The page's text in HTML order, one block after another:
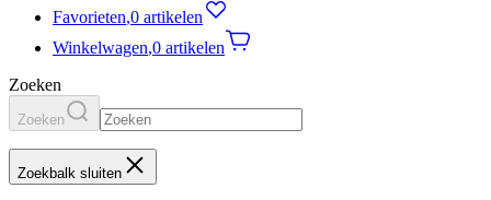
Favorieten,0 artikelen
Winkelwagen,0 artikelen
Zoeken
Zoeken
Zoekbalk sluiten